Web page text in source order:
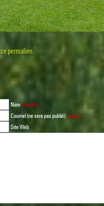
ce permalien.
Nom (requis)
Courriel (ne sera pas publié) (requis)
Site Web